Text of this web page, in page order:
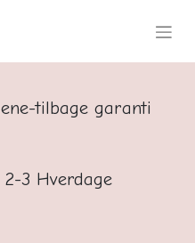
tilbage garanti
2-3 Hverdage